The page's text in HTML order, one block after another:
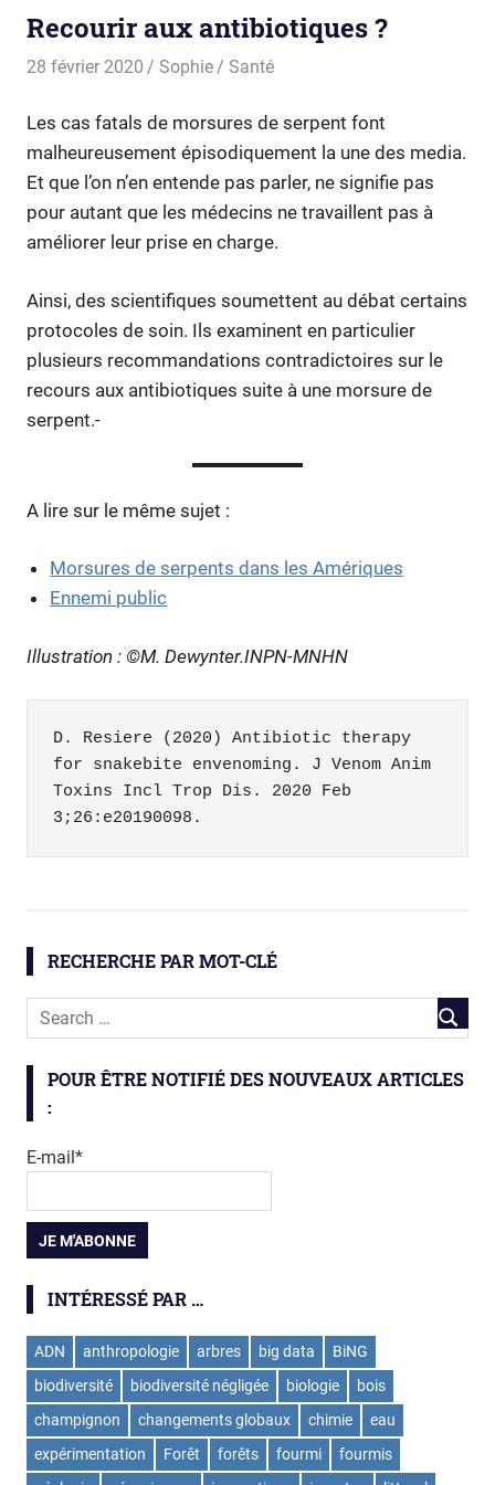
Recourir aux antibiotiques ?
28 février 2020 Sophie Santé
Les cas fatals de morsures de serpent font
malheureusement épisodiquement la une des media.
Et que l’on n’en entende pas parler, ne signifie pas
pour autant que les médecins ne travaillent pas à
améliorer leur prise en charge.
Ainsi, des scientifiques soumettent au débat certains
protocoles de soin. Ils examinent en particulier
plusieurs recommandations contradictoires sur le
recours aux antibiotiques suite à une morsure de
serpent.-
A lire sur le même sujet :
Morsures de serpents dans les Amériques
Ennemi public
Illustration : ©M. Dewynter.INPN-MNHN
D. Resiere (2020) Antibiotic therapy
for snakebite envenoming. J Venom Anim
Toxins Incl Trop Dis. 2020 Feb
3;26:e20190098.
RECHERCHE PAR MOT-CLÉ
POUR ÊTRE NOTIFIÉ DES NOUVEAUX ARTICLES
:
E-mail*
INTÉRESSÉ PAR …
ADN anthropologie arbres big data
BiNG
biodiversité
biodiversité négligée biologie
bois
champignon
changements globaux chimie
eau
expérimentation
Forêt forêts fourmi
fourmis